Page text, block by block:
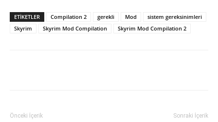
ETIKETLER Compilation 2 gerekli Mod
sistem gereksinimleri
Skyrim
Skyrim Mod Compilation Skyrim Mod Compilation 2
Önceki İçerik Sonraki İçerik